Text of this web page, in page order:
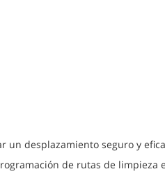
un desplazamiento seguro y
de rutas de limpieza